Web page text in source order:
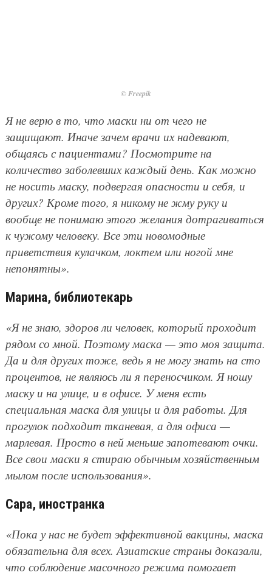
© Freepik
Я не верю в то, что маски ни от чего не
защищают. Иначе зачем врачи их надевают,
общаясь с пациентами? Посмотрите на
количество заболевших каждый день. Как можно
не носить маску, подвергая опасности и себя, и
других? Кроме того, я никому не жму руку и
вообще не понимаю этого желания дотрагиваться
к чужому человеку. Все эти новомодные
приветствия кулачком, локтем или ногой мне
непонятны».
Марина, библиотекарь
«Я не знаю, здоров ли человек, который проходит
рядом со мной. Поэтому маска — это моя защита.
Да и для других тоже, ведь я не могу знать на сто
процентов, не являюсь ли я переносчиком. Я ношу
маску и на улице, и в офисе. У меня есть
специальная маска для улицы и для работы. Для
прогулок подходит тканевая, а для офиса —
марлевая. Просто в ней меньше запотевают очки.
Все свои маски я стираю обычным хозяйственным
мылом после использования».
Сара, иностранка
«Пока у нас не будет эффективной вакцины, маска
обязательна для всех. Азиатские страны доказали,
что соблюдение масочного режима помогает